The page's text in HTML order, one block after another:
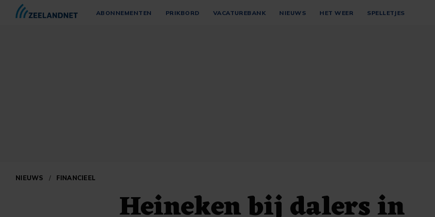
ABONNEMENTEN PRIKBORD VACATUREBANK NIEUWS HET WEER SPELLETJES
NIEUWS / FINANCIEEL